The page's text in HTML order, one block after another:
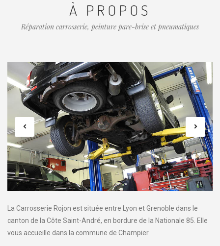
À PROPOS
Réparation carrosserie, peinture pare-brise et pneumatiques
La Carrosserie Rojon est située entre Lyon et Grenoble dans le
canton de la Côte Saint-André, en bordure de la Nationale 85. Elle
vous accueille dans la commune de Champier.